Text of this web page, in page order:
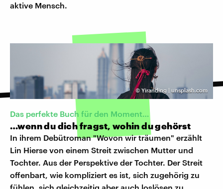
aktive Mensch.
© Yiranding | unsplash.com
Das perfekte Buch für den Moment…
…wenn du dich fragst, wohin du gehörst
In ihrem Debütroman "Wovon wir träumen" erzählt
Lin Hierse von einem Streit zwischen Mutter und
Tochter. Aus der Perspektive der Tochter. Der Streit
offenbart, wie kompliziert es ist, sich zugehörig zu